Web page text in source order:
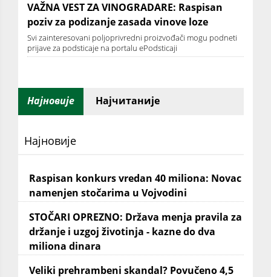
VAŽNA VEST ZA VINOGRADARE: Raspisan
poziv za podizanje zasada vinove loze
Svi zainteresovani poljoprivredni proizvođači mogu podneti
prijave za podsticaje na portalu ePodsticaji
Најновије Најчитаније
Најновије
Raspisan konkurs vredan 40 miliona: Novac
namenjen stočarima u Vojvodini
STOČARI OPREZNO: Država menja pravila za
držanje i uzgoj životinja - kazne do dva
miliona dinara
Veliki prehrambeni skandal? Povučeno 4,5